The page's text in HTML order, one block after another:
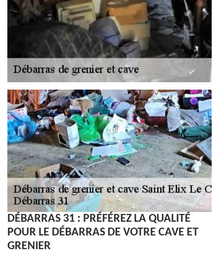
DÉBARRAS 31 : PRÉFÉREZ LA QUALITÉ
POUR LE DÉBARRAS DE VOTRE CAVE ET
GRENIER